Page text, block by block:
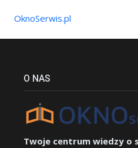
OknoSerwis.pl
O NAS
Twoje centrum wiedzy